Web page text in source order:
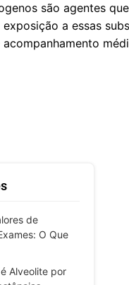
são agentes
a essas
acompanhamento
de
O Que
Alveolite por